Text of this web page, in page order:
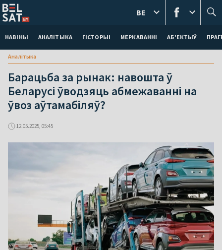
НАВІНЫ АНАЛІТЫКА ГІСТОРЫІ МЕРКАВАННI АБ'ЕКТЫЎ
BE
Аналітыка
Барацьба за рынак: навошта ў
Беларусі ўводзяць абмежаванні на
ўвоз аўтамабіляў?
12.05.2025, 05:45